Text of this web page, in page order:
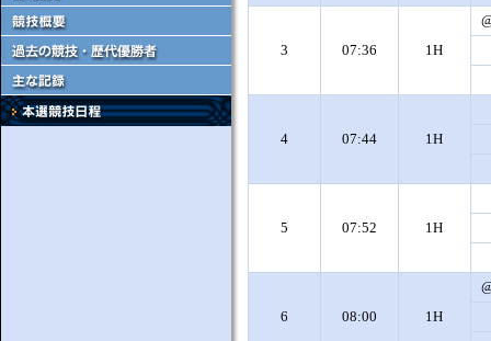
3 07:36 1H
4 07:44 1H
5 07:52 1H
6 08:00 1H